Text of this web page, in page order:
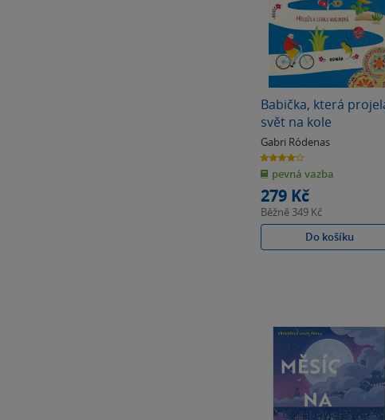
Babička, která
svět na kole
Gabri Ródenas
4.0
z
5
hvězdiček
pevná vazba
279 Kč
Běžně 349 Kč
Do košíku